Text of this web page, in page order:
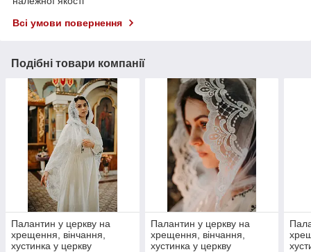
Всі умови повернення
Подібні товари компанії
Палантин у церкву на
хрещення, вінчання,
хустинка у церкву
Палантин у церкву на
хрещення, вінчання,
хустинка у церкву